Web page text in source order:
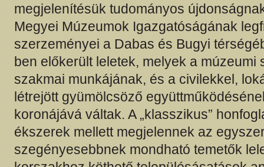
megjelenítésük tudományos
Megyei Múzeumok Igazgatóságának
szerzeményei a Dabas és Bugyi
ben előkerült leletek, melyek a múzeumi
szakmai munkájának, és a civilekkel,
létrejött gyümölcsöző
koronájává váltak. A „klasszikus”
ékszerek mellett megjelennek az
szegényesebbnek mondható temetők